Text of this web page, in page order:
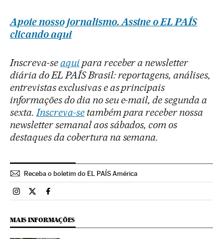
Apoie nosso jornalismo. Assine o EL PAÍS
clicando aqui
Inscreva-seaquipara receber a newsletter
diária do EL PAÍS Brasil: reportagens, análises,
entrevistas exclusivas e as principais
informações do dia no seu e-mail, de segunda a
sexta.Inscreva-setambém para receber nossa
newsletter semanal aos sábados, com os
destaques da cobertura na semana.
Receba o boletim do EL PAÍS América
Brasil El País Brasil en Instagram
Brasil El País Brasil en Twitter
Brasil El País Brasil en Facebook
MAIS INFORMAÇÕES